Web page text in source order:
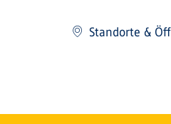
Standorte &